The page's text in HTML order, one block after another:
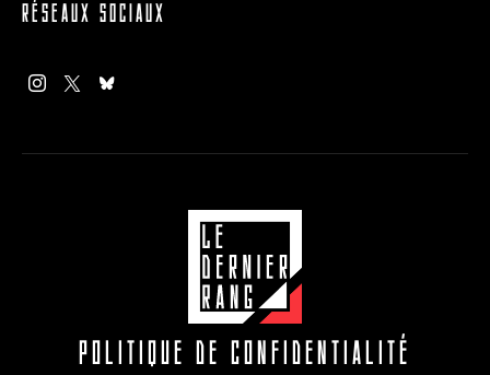
RÉSEAUX SOCIAUX
POLITIQUE DE CONFIDENTIALITÉ